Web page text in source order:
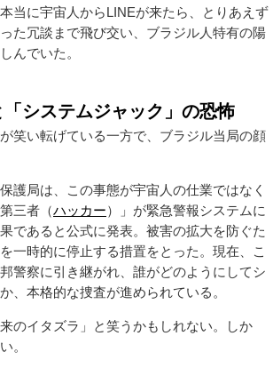
当に宇宙人からLINEが来たら、とりあえず
た冗談まで飛び交い、ブラジル人特有の陽
んでいた。
「システムジャック」の恐怖
笑い転げている一方で、ブラジル当局の顔